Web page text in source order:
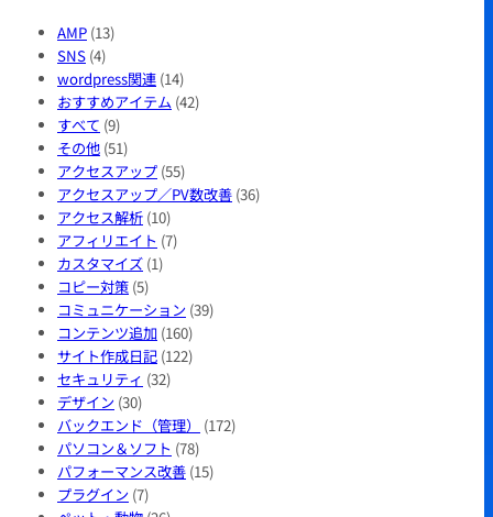
AMP (13)
SNS (4)
wordpress関連 (14)
おすすめアイテム (42)
すべて (9)
その他 (51)
アクセスアップ (55)
アクセスアップ／PV数改善 (36)
アクセス解析 (10)
アフィリエイト (7)
カスタマイズ (1)
コピー対策 (5)
コミュニケーション (39)
コンテンツ追加 (160)
サイト作成日記 (122)
セキュリティ (32)
デザイン (30)
バックエンド（管理）
(172)
パソコン＆ソフト (78)
パフォーマンス改善 (15)
プラグイン (7)